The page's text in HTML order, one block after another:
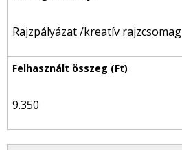
Rajzpályázat /kreatív rajzcsomag
9.350